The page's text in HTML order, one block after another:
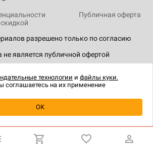
разрешено только по согласию
является публичной офертой
Публичная оферта
технологии и файлы куки.
соглашаетесь на их применение
OK